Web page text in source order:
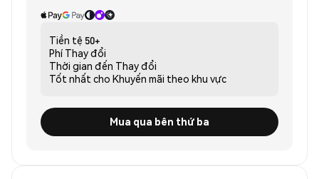
Tiền tệ 50+
Phí Thay đổi
Thời gian đến Thay đổi
Tốt nhất cho Khuyến mãi theo khu vực
Mua qua bên thứ ba